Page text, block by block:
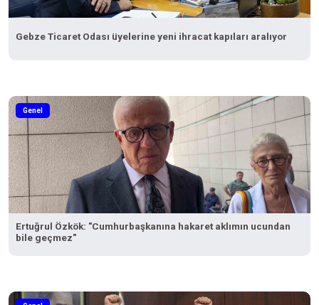
Gebze Ticaret Odası üyelerine yeni ihracat kapıları aralıyor
Genel
Ertuğrul Özkök: "Cumhurbaşkanına hakaret aklımın ucundan
bile geçmez"